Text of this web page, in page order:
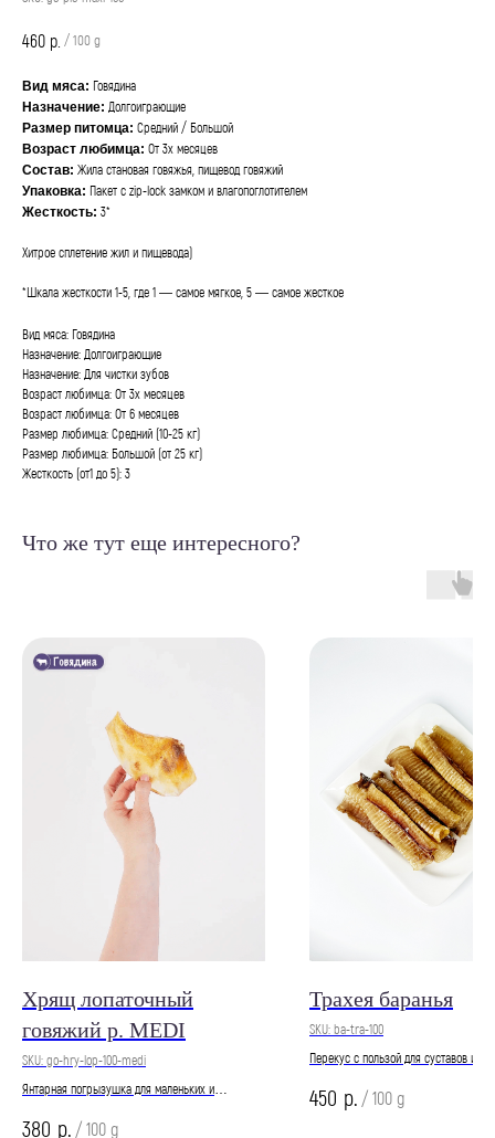
460 р. /100 g
Вид мяса: Говядина
Назначение: Долгоиграющие
Размер питомца: Средний / Большой
Возраст любимца: От 3х месяцев
Состав: Жила становая говяжья, пищевод говяжий
Упаковка: Пакет с zip-lock замком и влагопоглотителем
Жесткость: 3*
Хитрое сплетение жил и пищевода)
*Шкала жесткости 1-5, где 1 — самое мягкое, 5 — самое жесткое
Вид мяса: Говядина
Назначение: Долгоиграющие
Назначение: Для чистки зубов
Возраст любимца: От 3х месяцев
Возраст любимца: От 6 месяцев
Размер любимца: Средний (10-25 кг)
Размер любимца: Большой (от 25 кг)
Жесткость (от1 до 5): 3
Что же тут еще интересного?
Хрящ лопаточный
говяжий р. MEDI
SKU: go-hry-lop-100-medi
Янтарная погрызушка для маленьких и
380 р. / 100 g
Трахея баранья
SKU: ba-tra-100
Перекус с пользой для суставов и
450 р. / 100 g